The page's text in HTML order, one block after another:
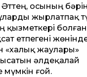
осының
жырлатпақ
қызметкері
етпегені
«халық жаулары»
әлдеқалай
мүмкін ғой.